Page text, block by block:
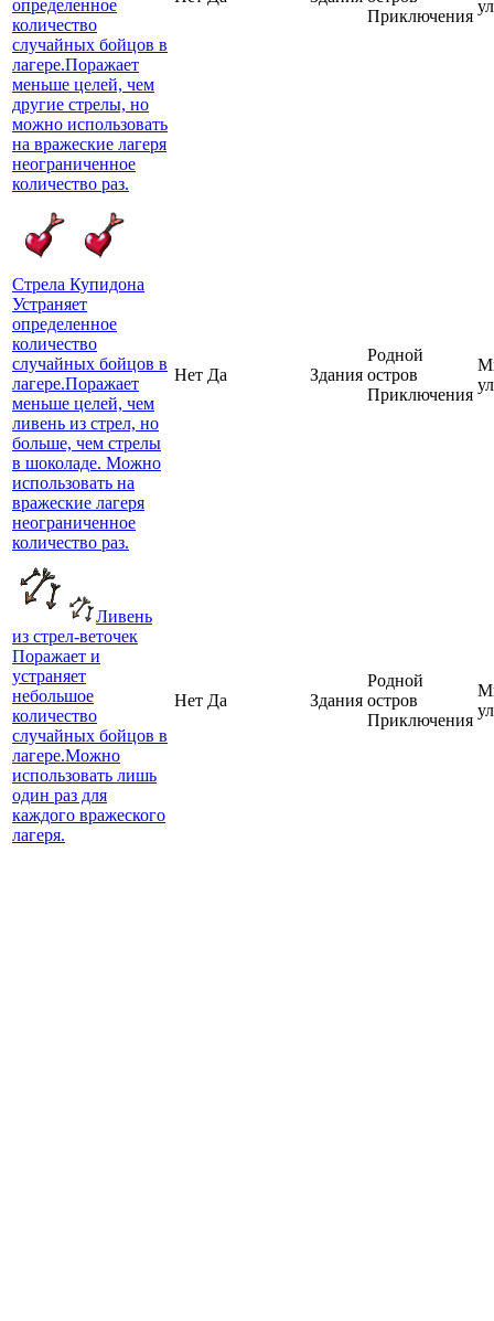
определенное
количество
случайных бойцов в
лагере.Поражает
меньше целей, чем
другие стрелы, но
можно использовать
на вражеские лагеря
неограниченное
количество раз.
Приключения
Стрела Купидона
Устраняет
определенное
количество
случайных бойцов в
лагере.Поражает
меньше целей, чем
ливень из стрел, но
больше, чем стрелы
в шоколаде. Можно
использовать на
вражеские лагеря
неограниченное
количество раз.
Нет Да Здания
Родной
остров
Приключения
Ливень
из стрел-веточек
Поражает и
устраняет
небольшое
количество
случайных бойцов в
лагере.Можно
использовать лишь
один раз для
каждого вражеского
лагеря.
Нет Да Здания
Родной
остров
Приключения